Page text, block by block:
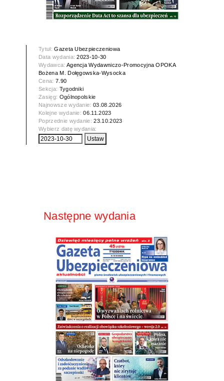
Tytuł:Gazeta Ubezpieczeniowa
Data wydania:2023-10-30
Wydawca: Agencja Wydawniczo-Promocyjna OPOKA
Bożena M. Dołęgowska-Wysocka
Cena: 7.90
Sekcja: Tygodniki
Zasięg: Ogólnopolskie
Najnowsze wydanie:03.08.2026
Kolejne wydanie:06.11.2023
Poprzednie wydanie:23.10.2023
Wybierz datę wydania:
Następne wydania